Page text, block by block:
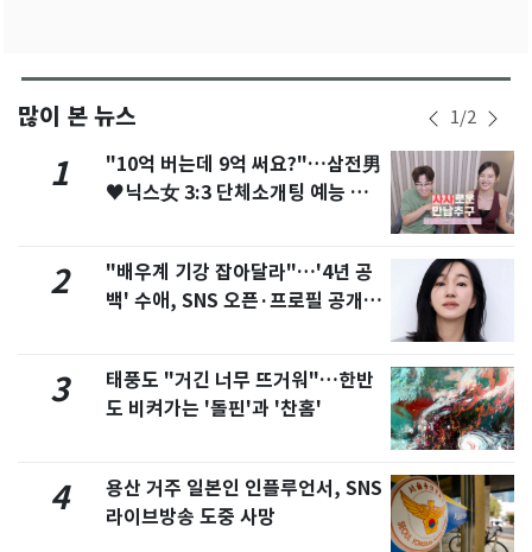
많이 본 뉴스 1/2
1
"10억 버는데 9억 써요?"…삼전男
♥닉스女 3:3 단체소개팅 예능 화
2
"배우계 기강 잡아달라"…'4년 공
백' 수애, SNS 오픈·프로필 공개
3
태풍도 "거긴 너무 뜨거워"…한반
도 비켜가는 '돌핀'과 '찬홈'
4
용산 거주 일본인 인플루언서, SNS
라이브방송 도중 사망